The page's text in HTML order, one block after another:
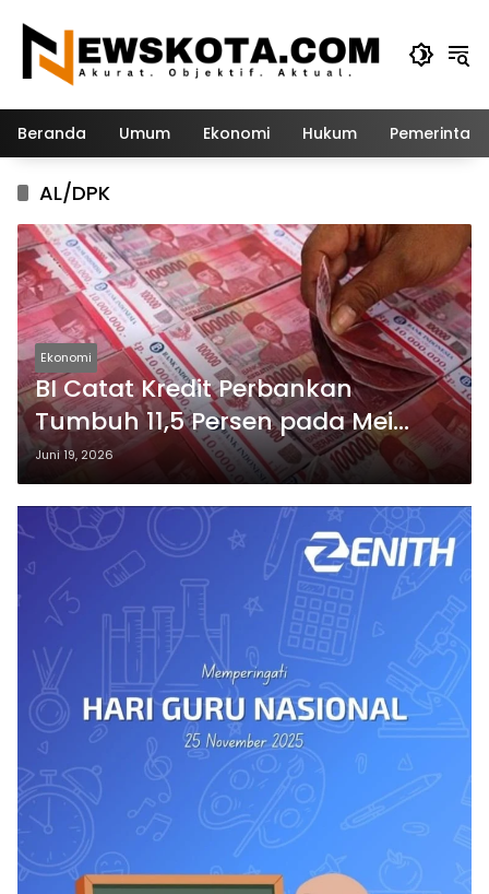
konten
Beranda Umum Ekonomi Hukum
AL/DPK
Ekonomi
BI Catat Kredit Perbankan
Tumbuh 11,5 Persen pada Mei
2026
Juni 19, 2026